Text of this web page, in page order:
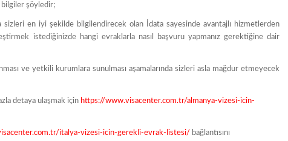
bilgiler şöyledir;
sizleri en iyi şekilde bilgilendirecek olan İdata sayesinde avantajlı hizmetlerden
istediğinizde hangi evraklarla nasıl başvuru yapmanız gerektiğine dair
ve yetkili kurumlara sunulması aşamalarında sizleri asla mağdur etmeyecek
detaya ulaşmak için https://www.visacenter.com.tr/almanya-vizesi-icin-
italya-vizesi-icin-gerekli-evrak-listesi/ bağlantısını